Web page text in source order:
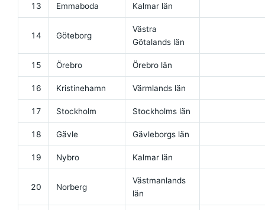
13 Emmaboda Kalmar län
14 Göteborg
Västra
Götalands län
15 Örebro Örebro län
16 Kristinehamn Värmlands län
17 Stockholm Stockholms län
18 Gävle Gävleborgs län
19 Nybro Kalmar län
20 Norberg
Västmanlands
län